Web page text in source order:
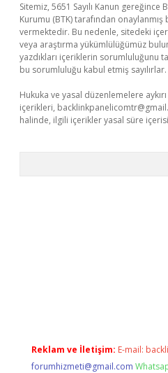
Sitemiz, 5651 Sayılı Kanun
Kurumu (BTK) tarafından onaylanmış
vermektedir. Bu nedenle, sitedeki
veya araştırma yükümlülüğümüz
yazdıkları içeriklerin sorumluluğunu
bu sorumluluğu kabul etmiş sayılırlar.
Hukuka ve yasal düzenlemelere
içerikleri,
halinde, ilgili içerikler yasal süre
Reklam ve İletişim: E-mail:
forumhizmeti@gmail.com